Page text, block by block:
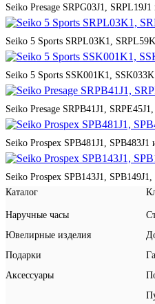
Seiko Presage SRPG03J1,
Seiko 5 Sports SRPL03K1,
Seiko 5 Sports SSK001K1,
Seiko Presage SRPB41J1,
Seiko Prospex SPB481J1,
Seiko Prospex SPB143J1,
Каталог
Наручные часы
Ювелирные изделия
Подарки
Аксессуары